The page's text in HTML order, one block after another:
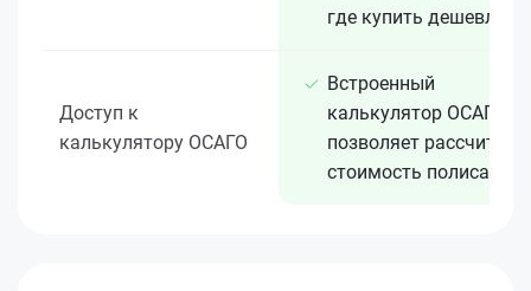
где купить дешевле
Доступ к
калькулятору ОСАГО
Встроенный
калькулятор ОСАГО
позволяет рассчитать
стоимость полиса